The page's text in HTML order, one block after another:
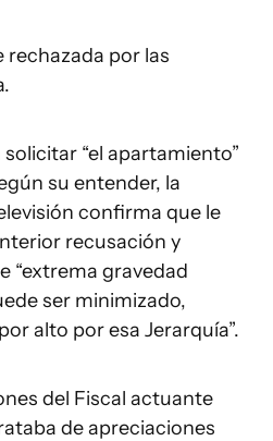
por las
“el apartamiento”
su entender, la
confirma que le
recusación y
“extrema gravedad
ser minimizado,
alto por esa Jerarquía”.
del Fiscal actuante
de apreciaciones